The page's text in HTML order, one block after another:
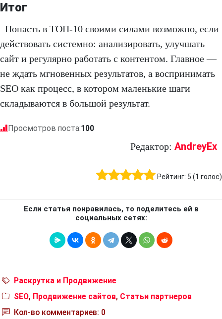
Итог
Попасть в ТОП-10 своими силами возможно, если
действовать системно: анализировать, улучшать
сайт и регулярно работать с контентом. Главное —
не ждать мгновенных результатов, а воспринимать
SEO как процесс, в котором маленькие шаги
складываются в большой результат.
Просмотров поста:100
Редактор: AndreyEx
Рейтинг: 5 (1 голос)
Если статья понравилась, то поделитесь ей в
социальных сетях:
Раскрутка и Продвижение
SEO, Продвижение сайтов, Статьи партнеров
Кол-во комментариев: 0